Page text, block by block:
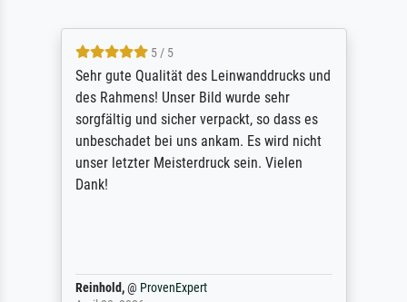
5 / 5
Sehr gute Qualität des Leinwanddrucks und
des Rahmens! Unser Bild wurde sehr
sorgfältig und sicher verpackt, so dass es
unbeschadet bei uns ankam. Es wird nicht
unser letzter Meisterdruck sein. Vielen
Dank!
Reinhold,@ ProvenExpert